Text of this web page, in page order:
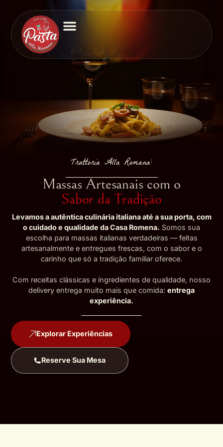
Trattoria Alla Romana:
Massas Artesanais com o
Sabor da Tradição
Levamos a autêntica culinária italiana até a sua porta, com
o cuidado e qualidade da Casa Romena. Somos sua
escolha para massas italianas verdadeiras — feitas
artesanalmente e entregues frescas, com o sabor e o
carinho que só a tradição familiar oferece.
Com receitas clássicas e ingredientes de qualidade, nosso
delivery entrega muito mais que comida: entrega
experiência.
Explorar Experiências
Reserve Sua Mesa